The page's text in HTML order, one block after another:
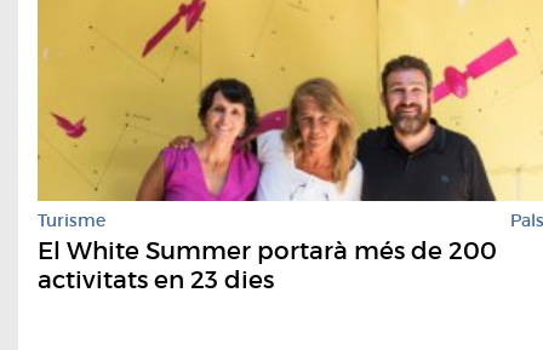
Turisme Pals
El White Summer portarà més de 200
activitats en 23 dies